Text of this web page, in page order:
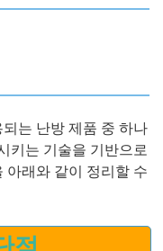
는 난방 제품 중 하나
키는 기술을 기반으로
아래와 같이 정리할 수